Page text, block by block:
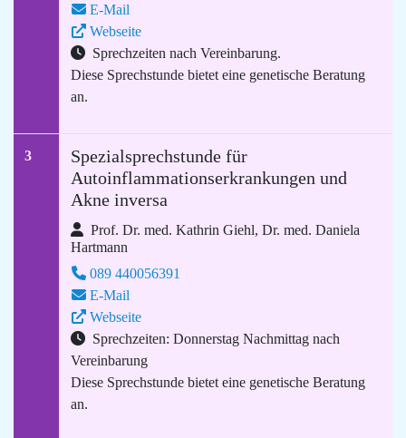
E-Mail
Webseite
Sprechzeiten nach Vereinbarung.
Diese Sprechstunde bietet eine genetische Beratung
an.
3
Spezialsprechstunde für
Autoinflammationserkrankungen und
Akne inversa
Prof. Dr. med. Kathrin Giehl, Dr. med. Daniela
Hartmann
089 440056391
E-Mail
Webseite
Sprechzeiten: Donnerstag Nachmittag nach
Vereinbarung
Diese Sprechstunde bietet eine genetische Beratung
an.